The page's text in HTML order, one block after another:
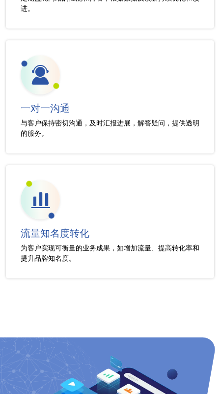
进。
一对一沟通
与客户保持密切沟通，及时汇报进展，解答疑问，提供透明
的服务。
流量知名度转化
为客户实现可衡量的业务成果，如增加流量、提高转化率和
提升品牌知名度。